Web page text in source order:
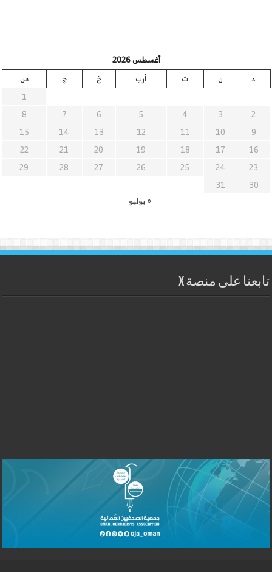
أغسطس 2026
د
ن ث أرب خ ج
س
1
2
3
4
5
6
7
8
9
10
11
12
13
14
15
16
17
18
19
20
21
22
23
24
25
26
27
28
29
30
31
« يوليو
تابعنا على منصة X